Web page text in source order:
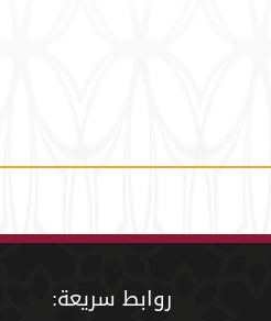
روابط سريعة: